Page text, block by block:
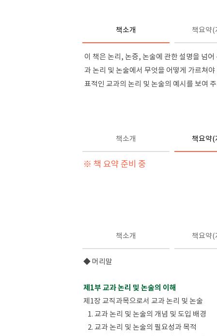
책소개 책요약(
이 책은 논리, 논증, 논술에 관한 설명을 넘
과 논리 및 논술에서 무엇을 어떻게 가르쳐야
표적인 교과의 논리 및 논술의 예시를 보여
책소개 책요약(
※ 책 요약 준비 중
책소개 책요약(
◆ 머리말
제1부 교과 논리 및 논술의 이해
제1장 교직과목으로서 교과 논리 및 논술
1. 교과 논리 및 논술의 개념 및 도입 배경
2. 교과 논리 및 논술의 필요성과 목적